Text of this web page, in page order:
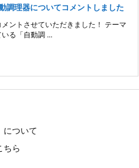
調理器についてコメントしました
メントさせていただきました！ テーマ
る「自動調 ...
について
ちら